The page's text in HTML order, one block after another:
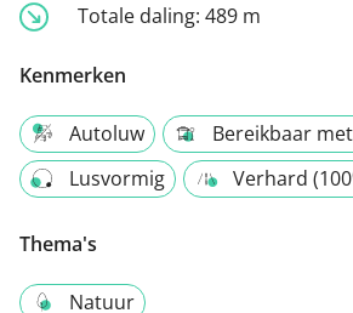
Totale daling: 489 m
Kenmerken
Autoluw
Bereikbaar
Lusvormig
Verhard
Thema's
Natuur